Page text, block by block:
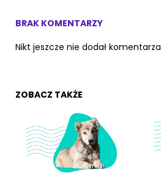
BRAK KOMENTARZY
Nikt jeszcze nie dodał
ZOBACZ TAKŻE